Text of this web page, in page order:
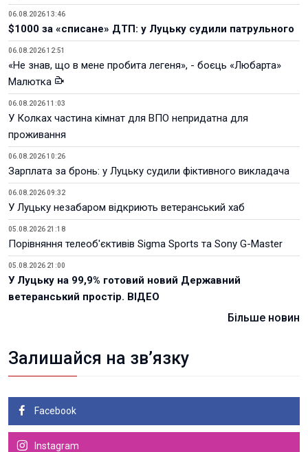
06.08.2026 13:46
$1000 за «списане» ДТП: у Луцьку судили патрульного
06.08.2026 12:51
«Не знав, що в мене пробита легеня», - боєць «Любарта»
Малютка
06.08.2026 11:03
У Колках частина кімнат для ВПО непридатна для
проживання
06.08.2026 10:26
Зарплата за бронь: у Луцьку судили фіктивного викладача
06.08.2026 09:32
У Луцьку незабаром відкриють ветеранський хаб
05.08.2026 21:18
Порівняння телеоб'єктивів Sigma Sports та Sony G-Master
05.08.2026 21:00
У Луцьку на 99,9% готовий новий Державний
ветеранський простір. ВІДЕО
Більше новин
Залишайся на зв’язку
Facebook
Instagram